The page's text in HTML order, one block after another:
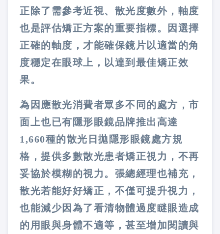
正除了需參考近視、散光度數外，軸度
也是評估矯正方案的重要指標。因選擇
正確的軸度，才能確保鏡片以適當的角
度穩定在眼球上，以達到最佳矯正效
果。
為因應散光消費者眾多不同的處方，市
面上也已有隱形眼鏡品牌推出高達
1,660種的散光日拋隱形眼鏡處方規
格，提供多數散光患者矯正視力，不再
妥協於模糊的視力。張總經理也補充，
散光若能好好矯正，不僅可提升視力，
也能減少因為了看清物體過度瞇眼造成
的用眼與身體不適等，甚至增加閱讀與